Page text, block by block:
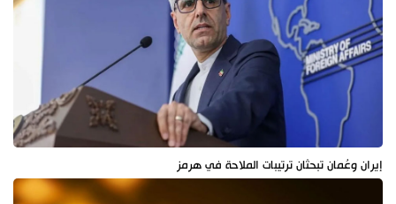
إيران وعُمان تبحثان ترتيبات الملاحة في هرمز